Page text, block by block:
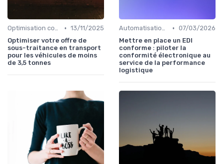
Optimisation coûts • 13/11/2025
Optimiser votre offre de
sous-traitance en transport
pour les véhicules de moins
de 3,5 tonnes
Automatisation processus • 07/03/2026
Mettre en place un EDI
conforme : piloter la
conformité électronique au
service de la performance
logistique